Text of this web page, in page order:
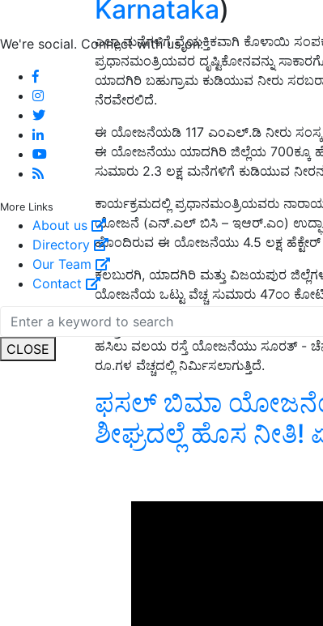
We're social. Connect with us on:
More Links
About us
Directory
Our Team
Contact
CLOSE
Karnataka)
ಎಲ್ಲಾ ಮನೆಗಳಿಗೆ ವೈಯಕ್ತಿಕವಾಗಿ ಕೊಳಾಯಿ
ಪ್ರಧಾನಮಂತ್ರಿಯವರ ದೃಷ್ಟಿಕೋನವನ್ನು
ಯಾದಗಿರಿ ಬಹುಗ್ರಾಮ ಕುಡಿಯುವ ನೀರು
ನೆರವೇರಲಿದೆ.
ಈ ಯೋಜನೆಯಡಿ 117 ಎಂಎಲ್.ಡಿ ನೀರು
ಈ ಯೋಜನೆಯು ಯಾದಗಿರಿ ಜಿಲ್ಲೆಯ 700ಕ್ಕೂ
ಸುಮಾರು 2.3 ಲಕ್ಷ ಮನೆಗಳಿಗೆ ಕುಡಿಯುವ
ಕಾರ್ಯಕ್ರಮದಲ್ಲಿ ಪ್ರಧಾನಮಂತ್ರಿಯವರು
ಯೋಜನೆ (ಎನ್.ಎಲ್ ಬಿಸಿ – ಇಆರ್.ಎಂ)
ಹೊಂದಿರುವ ಈ ಯೋಜನೆಯು 4.5 ಲಕ್ಷ ಹೆಕ್ಟೇರ್
ಕಲಬುರಗಿ, ಯಾದಗಿರಿ ಮತ್ತು ವಿಜಯಪುರ
ಯೋಜನೆಯ ಒಟ್ಟು ವೆಚ್ಚ ಸುಮಾರು 47೦೦
ರಾಷ್ಟ್ರೀಯ ಹೆದ್ದಾರಿ 150ಸಿ 65.5 ಕಿ.ಮೀ
ಹಸಿಲು ವಲಯ ರಸ್ತೆ ಯೋಜನೆಯು ಸೂರತ್ -
ರೂ.ಗಳ ವೆಚ್ಚದಲ್ಲಿ ನಿರ್ಮಿಸಲಾಗುತ್ತಿದೆ.
ಫಸಲ್‌ ಬಿಮಾ
ಶೀಘ್ರದಲ್ಲೆ ಹೊಸ ನೀತಿ!